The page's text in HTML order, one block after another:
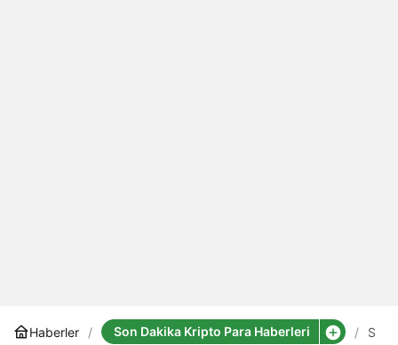
Haberler Son Dakika Kripto Para Haberleri